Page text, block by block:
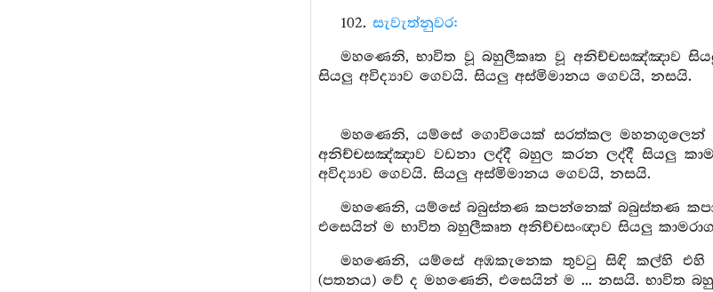
102. සැවැත්නුවර:
මහණෙනි, භාවිත වූ බහුලීකෘත වූ අනිච්චසඤ්ඤාව
සියලු අවිද්‍යාව ගෙවයි. සියලු අස්මිමානය ගෙවයි, නසයි.
මහණෙනි, යම්සේ ගොවියෙක් සරත්කල මහනගුලෙන්
අනිච්චසඤ්ඤාව වඩනා ලද්දී බහුල කරන ලද්දී සියලු
අවිද්‍යාව ගෙවයි. සියලු අස්මිමානය ගෙවයි, නසයි.
මහණෙනි, යම්සේ බබුස්තණ කපන්නෙක් බබුස්තණ කපා
එසෙයින් ම භාවිත බහුලීකෘත අනිච්චසංඥාව සියලු
මහණෙනි, යම්සේ අඹකැනෙක තුවටු සිඳි කල්හි
(පතනය) වේ ද මහණෙනි, එසෙයින් ම ... නසයි. භාවිත